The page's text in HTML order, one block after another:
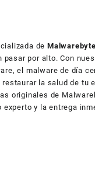
de
por alto. Con
el malware de día
la salud de
originales de
y la entrega